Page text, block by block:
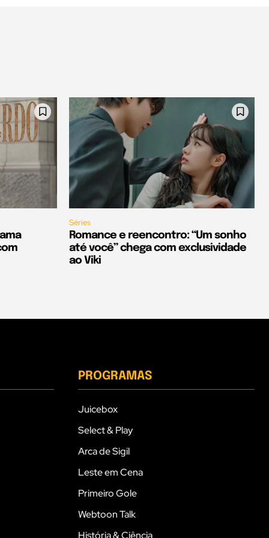
Séries
Romance e reencontro: “Um sonho
até você” chega com exclusividade
ao Viki
PROGRAMAS
Juicebox
Select & Play
Arca de Sigil
Leste em Cena
Primeiro Gole
Webtoon Talk
História & Ciência